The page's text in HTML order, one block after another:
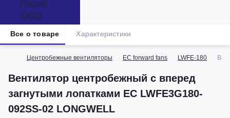
Центробежные вентиляторы EC forward fans LWFE-180
Вентилятор центробежный с вперед
загнутыми лопатками EC LWFE3G180-
092SS-02 LONGWELL
Все о товаре Характеристики